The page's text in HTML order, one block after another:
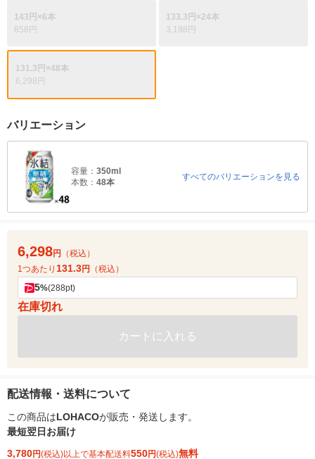
143円×6本
858円
133.3円×24本
3,198円
131.3円×48本
6,298円
バリエーション
容量： 350ml
本数： 48本
すべてのバリエーションを見る
6,298円
（税込）
1つあたり 131.3円 （税込）
5%(288pt)
在庫切れ
カートに入れる
配送情報・送料について
この商品はLOHACOが販売・発送します。
最短翌日お届け
3,780円(税込)以上で基本配送料550円(税込)無料